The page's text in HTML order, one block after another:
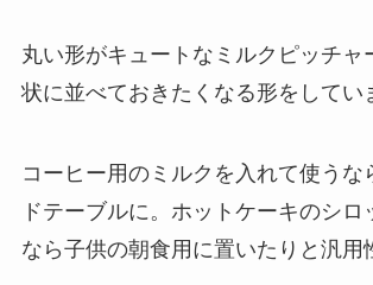
丸い形がキュートなミルクピッチャ
状に並べておきたくなる形をしてい
コーヒー用のミルクを入れて使うな
ドテーブルに。ホットケーキのシロ
なら子供の朝食用に置いたりと汎用